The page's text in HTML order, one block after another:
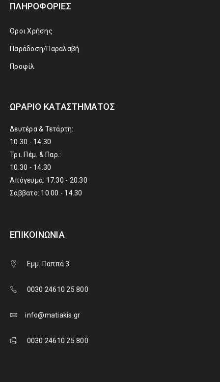
ΠΛΗΡΟΦΟΡΊΕΣ
Όροι Χρήσης
Παράδοση/Παραλαβή
Προφίλ
ΩΡΆΡΙΟ ΚΑΤΑΣΤΉΜΑΤΟΣ
Δευτέρα & Τετάρτη:
10.30 - 14.30
Τρι. Πέμ. & Παρ.:
10.30 - 14.30
Απόγευμα: 17.30 - 20.30
Σάββατο: 10.00 - 14.30
ΕΠΙΚΟΙΝΩΝΊΑ
Εμμ. Παππά 3
0030 24610 25 800
info@matiakis.gr
0030 24610 25 800